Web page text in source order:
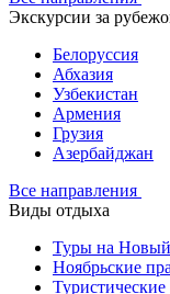
Экскурсии за
Белоруссия
Абхазия
Узбекистан
Армения
Грузия
Азербайджан
Все направления
Виды отдыха
Туры на Новый
Ноябрьские
Туристические